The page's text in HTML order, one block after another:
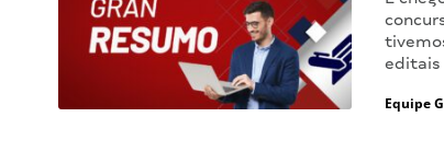
editais
Equipe